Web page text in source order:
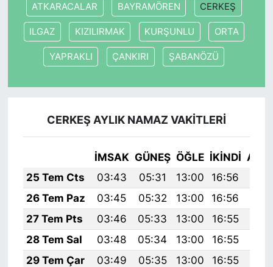
ATKARACALAR BAYRAMÖREN CERKEŞ
ILGAZ KIZILIRMAK KURŞUNLU ORTA
YAPRAKLI ÇANKIRI ŞABANÖZÜ
CERKEŞ AYLIK NAMAZ VAKITLERI
İMSAK GÜNEŞ ÖĞLE İKINDI
25 Tem Cts
03:43 05:31 13:00 16:56
26 Tem Paz
03:45 05:32 13:00 16:56
27 Tem Pts
03:46 05:33 13:00 16:55
28 Tem Sal
03:48 05:34 13:00 16:55
29 Tem Çar
03:49 05:35 13:00 16:55